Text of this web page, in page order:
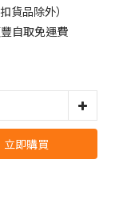
貨品除外）
自取免運費
立即購買